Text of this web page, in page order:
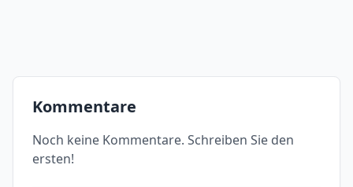
Kommentare
Noch keine Kommentare. Schreiben Sie den
ersten!